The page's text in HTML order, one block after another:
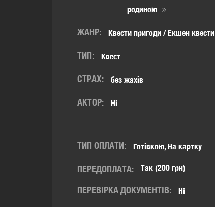
родиною
ЖАНР: Квести пригоди / Екшен квести
ТИП: Квест
СТРАХ: без жахів
АКТОР: Ні
ТИП ОПЛАТИ: Готівкою, На картку
ПЕРЕДОПЛАТА: Так (200 грн)
ПЕРЕВІРКА ДОКУМЕНТІВ: Ні